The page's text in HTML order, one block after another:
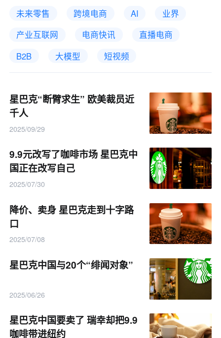
未来零售 跨境电商 AI
业界
产业互联网
电商快讯
直播电商
B2B
大模型 短视频
星巴克“断臂求生” 欧美裁员近
千人
2025/09/29
9.9元改写了咖啡市场 星巴克中
国正在改写自己
2025/07/30
降价、卖身 星巴克走到十字路
口
2025/07/08
星巴克中国与20个“绯闻对象”
2025/06/26
星巴克中国要卖了 瑞幸却把9.9
咖啡带进纽约